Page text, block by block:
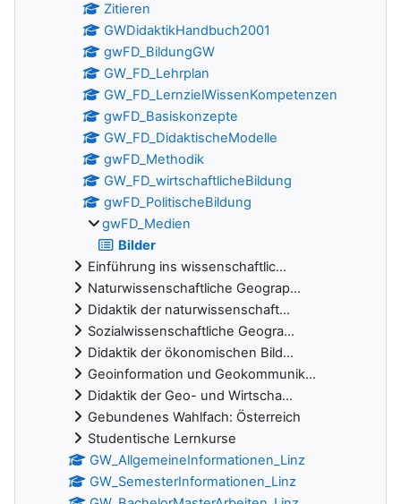
Zitieren
GWDidaktikHandbuch2001
gwFD_BildungGW
GW_FD_Lehrplan
GW_FD_LernzielWissenKompetenzen
gwFD_Basiskonzepte
GW_FD_DidaktischeModelle
gwFD_Methodik
GW_FD_wirtschaftlicheBildung
gwFD_PolitischeBildung
gwFD_Medien
Bilder
Einführung ins wissenschaftlic...
Naturwissenschaftliche Geograp...
Didaktik der naturwissenschaft...
Sozialwissenschaftliche Geogra...
Didaktik der ökonomischen Bild...
Geoinformation und Geokommunik...
Didaktik der Geo- und Wirtscha...
Gebundenes Wahlfach: Österreich
Studentische Lernkurse
GW_AllgemeineInformationen_Linz
GW_SemesterInformationen_Linz